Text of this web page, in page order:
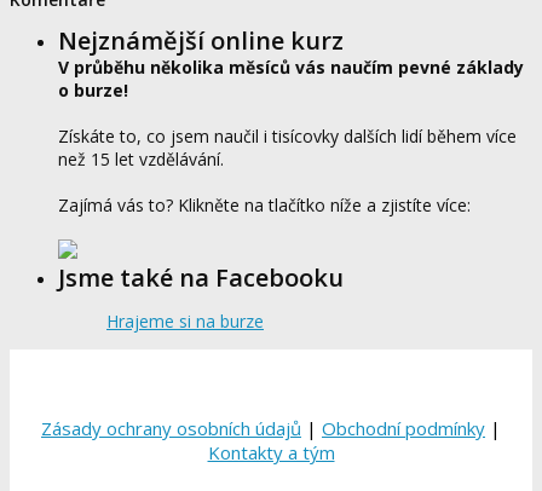
Nejznámější online kurz
V průběhu několika měsíců vás naučím pevné základy
o burze!
Získáte to, co jsem naučil i tisícovky dalších lidí během více
než 15 let vzdělávání.
Zajímá vás to? Klikněte na tlačítko níže a zjistíte více:
Jsme také na Facebooku
Hrajeme si na burze
Zásady ochrany osobních údajů | Obchodní podmínky |
Kontakty a tým